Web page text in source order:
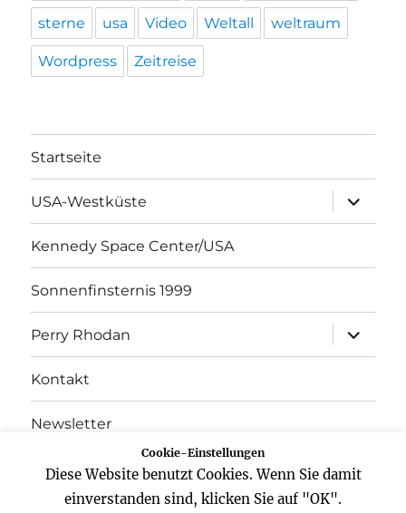
sterne usa Video Weltall weltraum
Wordpress Zeitreise
Startseite
USA-Westküste
öffnen
Kennedy Space Center/USA
Sonnenfinsternis 1999
Perry Rhodan
öffnen
Kontakt
Newsletter
Datenschutz
Cookie-Einstellungen
Diese Website benutzt Cookies. Wenn Sie damit
einverstanden sind, klicken Sie auf "OK".